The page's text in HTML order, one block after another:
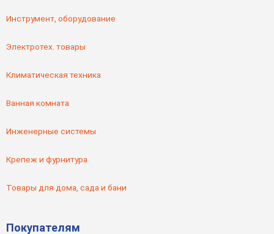
Инструмент, оборудование
Электротех. товары
Климатическая техника
Ванная комната
Инженерные системы
Крепеж и фурнитура
Товары для дома, сада и бани
Покупателям